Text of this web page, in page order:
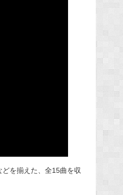
を揃えた、全15曲を収